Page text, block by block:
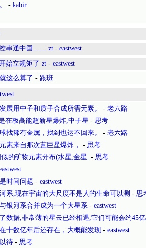
- kabir
控串通中国…… zt - eastwest
始立规矩了 zt - eastwest
这么算了 - 跟班
展用中子和质子合成所需元素。
- 老六路
在极高能超新星爆炸,中子星 - 思考
找稀有金属，找到也运不回来。
- 老六路
素来自那次蓝巨星爆炸，
- 思考
的矿物元素分布(水星,金星, - 思考
时间问题 - eastwest
系,现在宇宙的大尺度不是人的生命可以测 - 思
银河系合并成为一个大星系 - eastwest
数据,非常薄的星云已经相遇,它们可能会约45亿
十数亿年后还存在，大概能发现 - eastwest
待 - 思考